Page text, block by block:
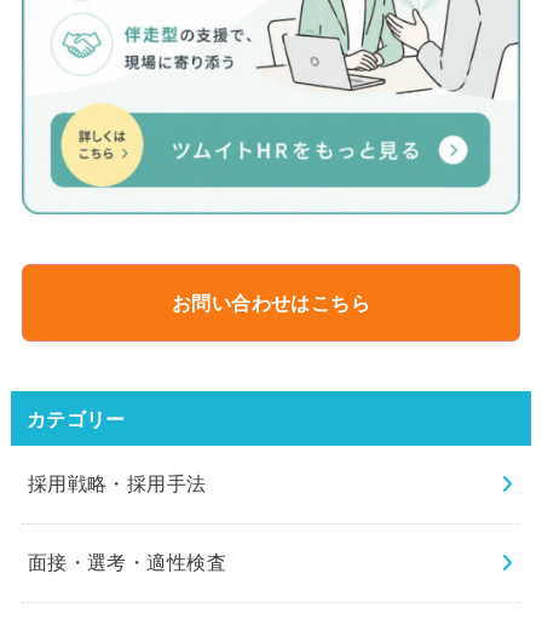
お問い合わせはこちら
カテゴリー
採用戦略・採用手法
面接・選考・適性検査